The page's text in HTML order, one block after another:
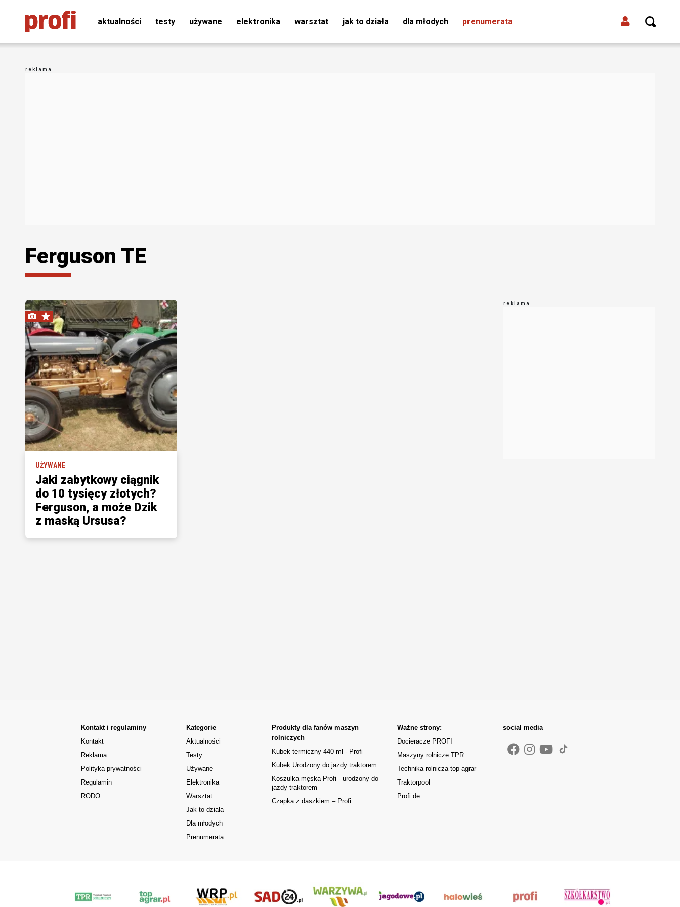
aktualności testy używane elektronika warsztat jak to działa dla młodych prenumerata
Ferguson TE
UŻYWANE
Jaki zabytkowy ciągnik
do 10 tysięcy złotych?
Ferguson, a może Dzik
z maską Ursusa?
Kontakt i regulaminy
Kontakt
Reklama
Polityka prywatności
Regulamin
RODO
Kategorie
Aktualności
Testy
Używane
Elektronika
Warsztat
Jak to działa
Dla młodych
Prenumerata
Produkty dla fanów maszyn
rolniczych
Kubek termiczny 440 ml - Profi
Kubek Urodzony do jazdy traktorem
Koszulka męska Profi - urodzony do
jazdy traktorem
Czapka z daszkiem – Profi
Ważne strony:
Docieracze PROFI
Maszyny rolnicze TPR
Technika rolnicza top agrar
Traktorpool
Profi.de
social media